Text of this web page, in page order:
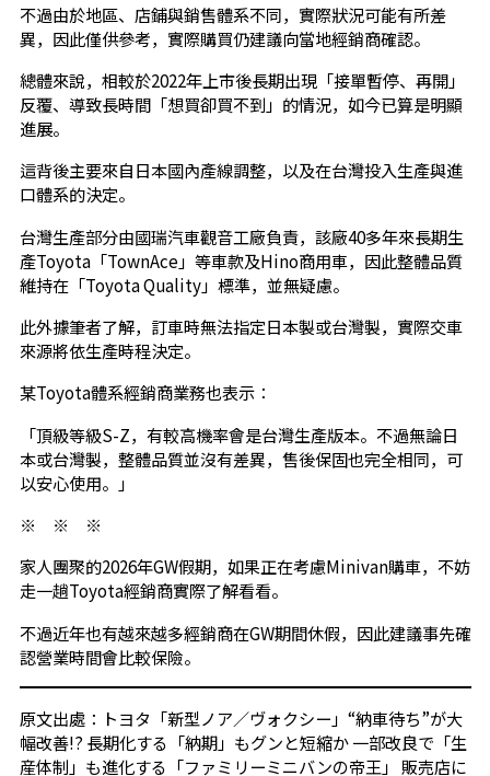
不過由於地區、店鋪與銷售體系不同，實際狀況可能有所差
異，因此僅供參考，實際購買仍建議向當地經銷商確認。
總體來說，相較於2022年上市後長期出現「接單暫停、再開」
反覆、導致長時間「想買卻買不到」的情況，如今已算是明顯
進展。
這背後主要來自日本國內產線調整，以及在台灣投入生產與進
口體系的決定。
台灣生產部分由國瑞汽車觀音工廠負責，該廠40多年來長期生
產Toyota「TownAce」等車款及Hino商用車，因此整體品質
維持在「Toyota Quality」標準，並無疑慮。
此外據筆者了解，訂車時無法指定日本製或台灣製，實際交車
來源將依生產時程決定。
某Toyota體系經銷商業務也表示：
「頂級等級S-Z，有較高機率會是台灣生產版本。不過無論日
本或台灣製，整體品質並沒有差異，售後保固也完全相同，可
以安心使用。」
※ ※ ※
家人團聚的2026年GW假期，如果正在考慮Minivan購車，不妨
走一趟Toyota經銷商實際了解看看。
不過近年也有越來越多經銷商在GW期間休假，因此建議事先確
認營業時間會比較保險。
原文出處：トヨタ「新型ノア／ヴォクシー」“納車待ち”が大
幅改善!? 長期化する「納期」もグンと短縮か 一部改良で「生
産体制」も進化する「ファミリーミニバンの帝王」 販売店に